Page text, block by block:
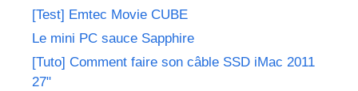
[Test] Emtec Movie CUBE
Le mini PC sauce Sapphire
[Tuto] Comment faire son câble SSD iMac 2011
27"